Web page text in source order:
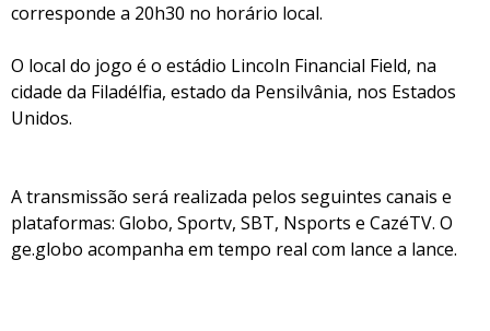
corresponde a 20h30 no horário local.
O local do jogo é o estádio Lincoln Financial Field, na
cidade da Filadélfia, estado da Pensilvânia, nos Estados
Unidos.
A transmissão será realizada pelos seguintes canais e
plataformas: Globo, Sportv, SBT, Nsports e CazéTV. O
ge.globo acompanha em tempo real com lance a lance.